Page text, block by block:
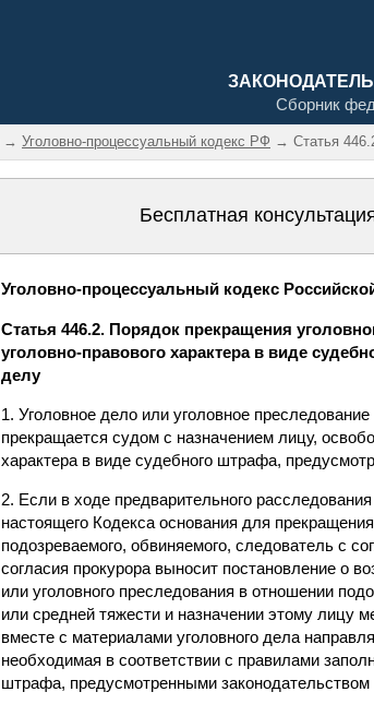
Сборник
→ Уголовно-процессуальный кодекс РФ → Статья
Бесплатная
Уголовно-процессуальный кодекс
Статья 446.2. Порядок прекращения
уголовно-правового характера в виде
делу
1. Уголовное дело или уголовное
прекращается судом с назначением лицу,
характера в виде судебного штрафа,
2. Если в ходе предварительного
настоящего Кодекса основания для
подозреваемого, обвиняемого, следователь с
согласия прокурора выносит постановление о
или уголовного преследования в отношении
или средней тяжести и назначении этому лицу
вместе с материалами уголовного дела
необходимая в соответствии с правилами
штрафа, предусмотренными